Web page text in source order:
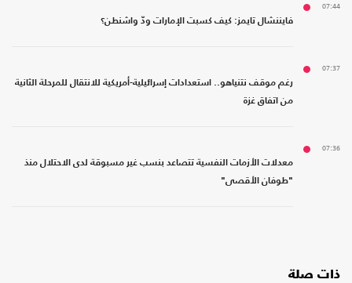
07:44
فايننشال تايمز: كيف كسبت الإمارات ودّ واشنطن؟
07:37
رغم موقف نتنياهو.. استعدادات إسرائيلية-أمريكية للانتقال للمرحلة الثانية
من اتفاق غزة
07:36
معدلات الأزمات النفسية تتصاعد بنسب غير مسبوقة لدى الاحتلال منذ
"طوفان الأقصى"
ذات صلة